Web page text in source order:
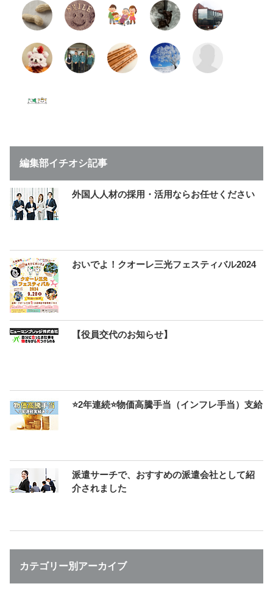
編集部イチオシ記事
外国人人材の採用・活用ならお任せください
おいでよ！クオーレ三光フェスティバル2024
【役員交代のお知らせ】
⭐2年連続⭐物価高騰手当（インフレ手当）支給
派遣サーチで、おすすめの派遣会社として紹
介されました
カテゴリー別アーカイブ